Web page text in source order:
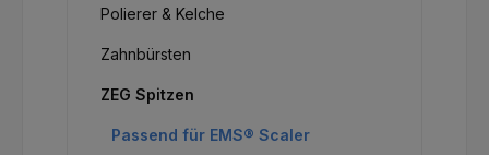
Polierer & Kelche
Zahnbürsten
ZEG Spitzen
Passend für EMS® Scaler